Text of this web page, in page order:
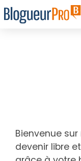
Bienvenue
devenir libre